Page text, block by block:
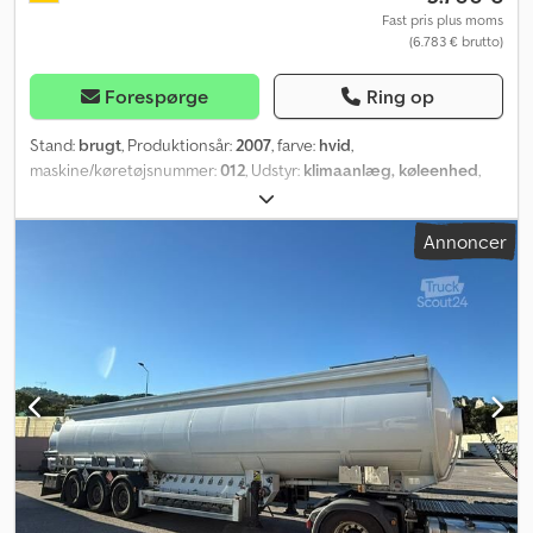
Fast pris plus moms
(6.783 € brutto)
Forespørge Ring op
Stand: brugt, Produktionsår: 2007, farve: hvid,
maskine/køretøjsnummer:012 , Udstyr: klimaanlæg, køleenhed
Kære damer og herrer, Mange tak for jeres interesse i vores
annonce. Vi er en velrenommeret mester-virksomhed ved
Hamborg havn – Vores specialområde er kølecontainere – Uanset
på den rette adresse. I denne annonce tilbydes en 40' Thermo
Nyligt kontrolleret med PTI – OK (fuldt funktionsdygtig, inspiceret
af vores specialiserede og certificerede virksomhed) Cedpfx Ajh
Hnbzoi Ijha - CSC-godkendt, vindtæt og vandtæt, kan indstilles fra
-30⁰C til +30⁰C (ideel til kølevarer eller varer, der skal holdes
varme) - Kølecontaineren er klar til øjeblikkelig brug. Isoleringen
er i gennemsnit 10 cm (afhængig af producenten). Vi tilbyder
særligt følgende serviceydelser til vores kunder efter salget: -
Professionel, gratis rådgivning - Garanti efter ønske (mod merpris)
Annoncer